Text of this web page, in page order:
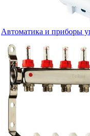
Автоматика и приборы